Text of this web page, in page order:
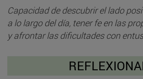
Capacidad de descubrir el lado
a lo largo del día, tener fe en las
y afrontar las dificultades con